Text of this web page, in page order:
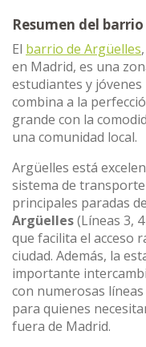
Resumen del barrio
El barrio de Argüelles
en Madrid, es una
estudiantes y
combina a la
grande con la
una comunidad local.
Argüelles está
sistema de
principales paradas
Argüelles(Líneas 3,
que facilita el acceso
ciudad. Además, la
importante
con numerosas
para quienes
fuera de Madrid.